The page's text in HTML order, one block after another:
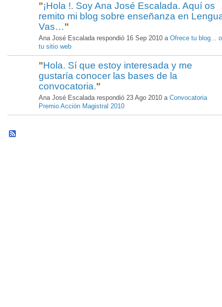
"¡Hola !. Soy Ana José Escalada. Aquí os
remito mi blog sobre enseñanza en
Vas…"
Ana José Escalada respondió 16 Sep 2010 a Ofrece tu blog... o
tu sitio web
"Hola. Sí que estoy interesada y me
gustaría conocer las bases de la
convocatoria."
Ana José Escalada respondió 23 Ago 2010 a Convocatoria
Premio Acción Magistral 2010